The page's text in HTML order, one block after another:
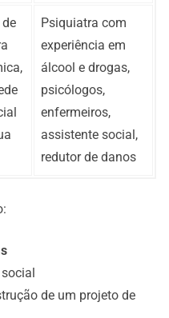
Psiquiatra com
experiência em
álcool e drogas,
psicólogos,
enfermeiros,
assistente social,
redutor de danos
de um projeto de